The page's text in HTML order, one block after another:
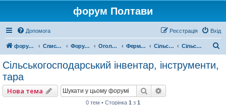
форум Полтави
Допомога Вхід
Реєстрація
форум Полтави Список форумів Форум міста Полтава Оголошення міста Полтава Ферма, Продукти Сільське господарство Сільськогосподарський інвентар, інструменти, тара
Сільськогосподарський інвентар, інструменти,
тара
Нова тема Пошук
0 тем • Сторінка 1 з 1